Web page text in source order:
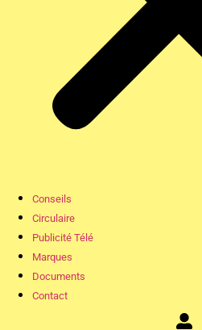
Conseils
Circulaire
Publicité Télé
Marques
Documents
Contact